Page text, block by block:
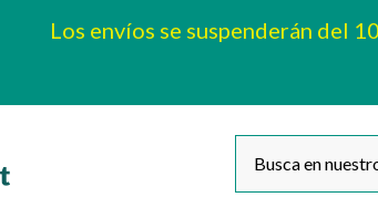
Los envíos se suspenderán del